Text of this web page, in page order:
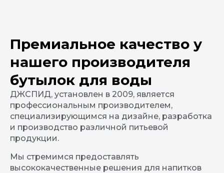
Премиальное качество у
нашего производителя
бутылок для воды
ДЖСПИД, установлен в 2009, является
профессиональным производителем,
специализирующимся на дизайне, разработка
и производство различной питьевой
продукции.
Мы стремимся предоставлять
высококачественные решения для напитков